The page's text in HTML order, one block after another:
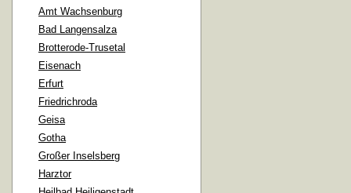
Amt Wachsenburg
Bad Langensalza
Brotterode-Trusetal
Eisenach
Erfurt
Friedrichroda
Geisa
Gotha
Großer Inselsberg
Harztor